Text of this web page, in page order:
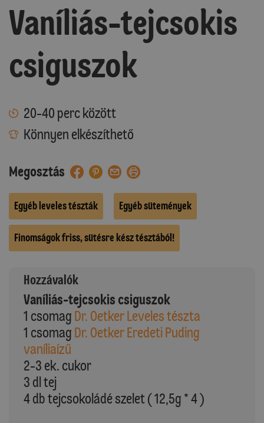
Vaníliás-tejcsokis
csiguszok
20-40 perc között
Könnyen elkészíthető
Megosztás
Egyéb leveles tészták Egyéb sütemények
Finomságok friss, sütésre kész tésztából!
Hozzávalók
Vaníliás-tejcsokis csiguszok
1 csomag Dr. Oetker Leveles tészta
1 csomag Dr. Oetker Eredeti Puding
vaníliaízű
2-3 ek. cukor
3 dl tej
4 db tejcsokoládé szelet ( 12,5g * 4 )